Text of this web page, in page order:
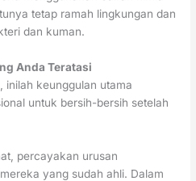
tetap ramah lingkungan dan
dan kuman.
Anda Teratasi
inilah keunggulan utama
untuk bersih-bersih setelah
percayakan urusan
yang sudah ahli. Dalam